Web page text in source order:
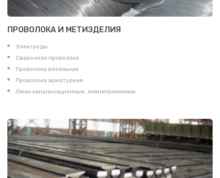
ПРОВОЛОКА И МЕТИЗДЕЛИЯ
Электроды
Сварочная проволока
Проволока вязальная
Проволока арматурная
Люки канализационные, ливнеприемники